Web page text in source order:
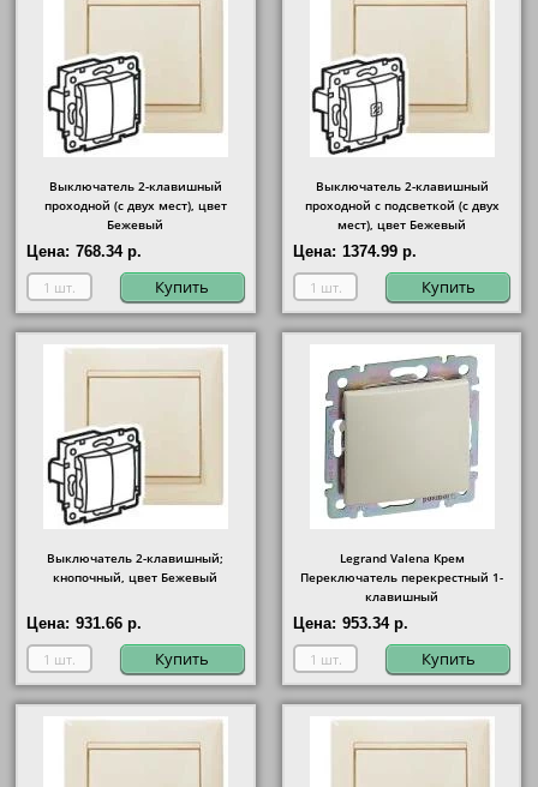
Выключатель 2-клавишный
проходной (с двух мест), цвет
Бежевый
Цена: 768.34 р.
Купить
Выключатель 2-клавишный
проходной с подсветкой (с двух
мест), цвет Бежевый
Цена: 1374.99 р.
Купить
Выключатель 2-клавишный;
кнопочный, цвет Бежевый
Цена: 931.66 р.
Купить
Legrand Valena Крем
Переключатель перекрестный 1-
клавишный
Цена: 953.34 р.
Купить